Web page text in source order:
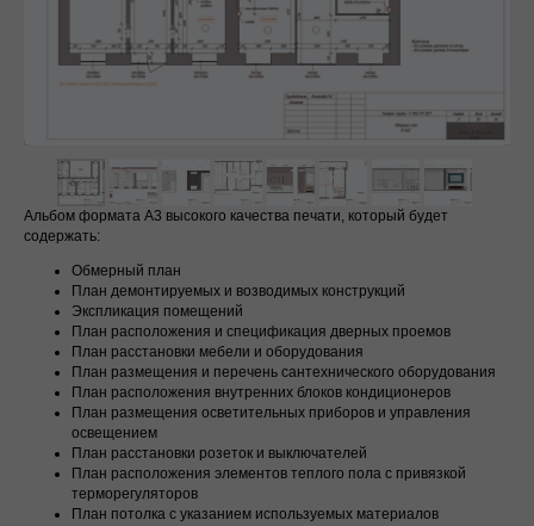
Альбом формата А3 высокого качества печати, который будет
содержать:
Обмерный план
План демонтируемых и возводимых конструкций
Экспликация помещений
План расположения и спецификация дверных проемов
План расстановки мебели и оборудования
План размещения и перечень сантехнического оборудования
План расположения внутренних блоков кондиционеров
План размещения осветительных приборов и управления
освещением
План расстановки розеток и выключателей
План расположения элементов теплого пола с привязкой
терморегуляторов
План потолка с указанием используемых материалов
Заполните форму, мы свяжемся с вами
для консультации
+7
Я даю свое согласие ИП МИХАЙЛОВА МАРИЯ
СЕРГЕЕВНА (ИНН: 645504597490) на обработку моих
персональных данных в соответствии с
обработки персональных данныхи формойСогласия на
обработку персональных данных